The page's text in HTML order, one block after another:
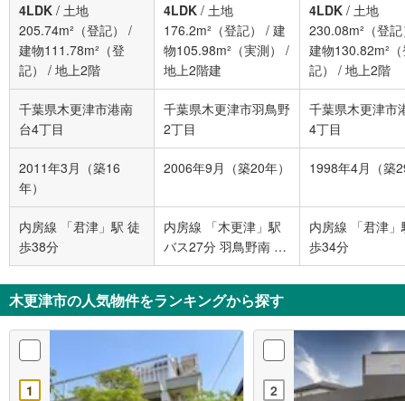
4LDK / 土地
205.74m²（登記）
/
建物111.78m²（登
記）
/ 地上2階
4LDK / 土地
176.2m²（登記）
/ 建
物105.98m²（実測）
/
地上2階建
4LDK / 土地
230.08m²（登
建物130.82m²
記）
/ 地上2階
千葉県木更津市港南
台4丁目
千葉県木更津市羽鳥野
2丁目
千葉県木更津市
4丁目
2011年3月（築16
年）
2006年9月（築20年） 1998年4月（築
内房線 「君津」駅 徒
歩38分
内房線 「木更津」駅
バス27分 羽鳥野南 バ
ス停下車 徒歩4分
内房線 「君津
歩34分
木更津市の人気物件をランキングから探す
1 2